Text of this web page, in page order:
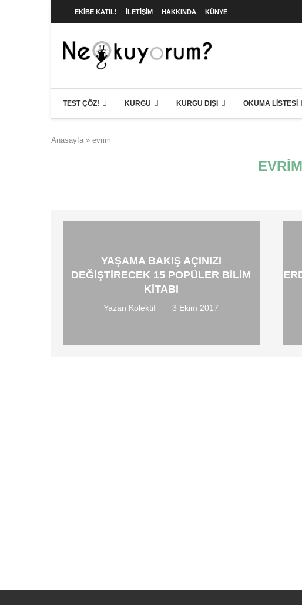
EKIBE KATIL! İLETIŞIM HAKKINDA KÜNYE
TEST ÇÖZ! KURGU KURGU DIŞI OKUMA LISTESI
Anasayfa » evrim
EVRIM
YAŞAMA BAKIŞ AÇINIZI
DEĞIŞTIRECEK 15 POPÜLER BILIM
KITABI
Yazan Kolektif 3 Ekim 2017